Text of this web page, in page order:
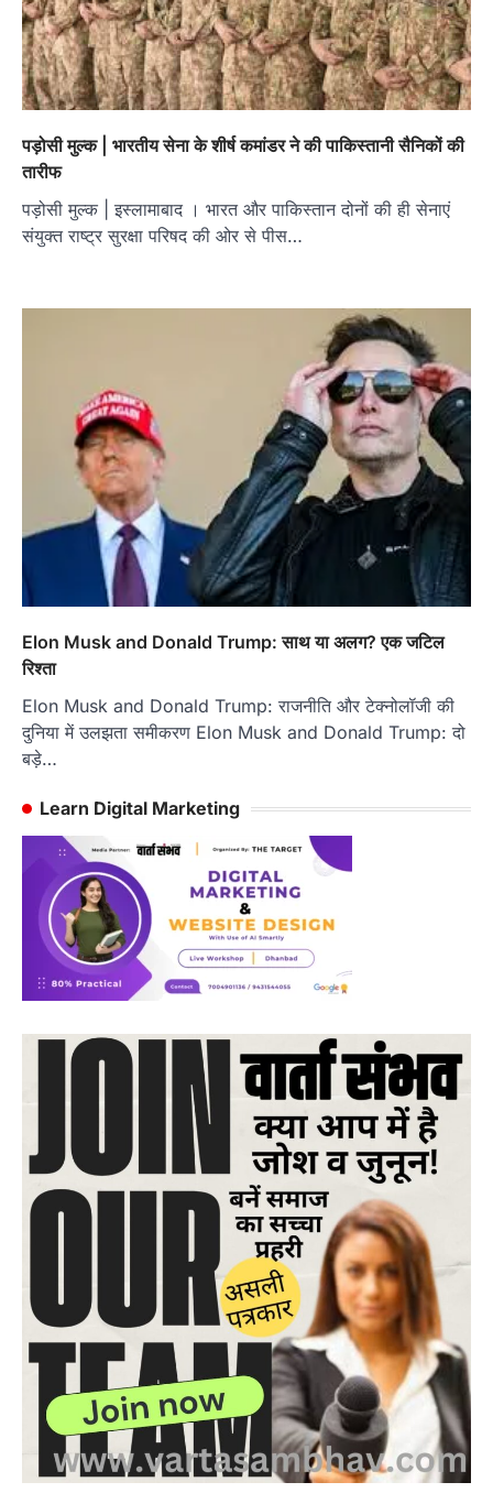
पड़ोसी मुल्क | भारतीय सेना के शीर्ष कमांडर ने की पाकिस्तानी सैनिकों की
तारीफ
पड़ोसी मुल्क | इस्लामाबाद । भारत और पाकिस्तान दोनों की ही सेनाएं
संयुक्त राष्ट्र सुरक्षा परिषद की ओर से पीस…
Elon Musk and Donald Trump: साथ या अलग? एक जटिल
रिश्ता
Elon Musk and Donald Trump: राजनीति और टेक्नोलॉजी की
दुनिया में उलझता समीकरण Elon Musk and Donald Trump: दो
बड़े…
Learn Digital Marketing